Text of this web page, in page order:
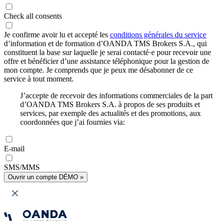
Check all consents
Je confirme avoir lu et accepté les conditions générales du service
d’information et de formation d’OANDA TMS Brokers S.A., qui
constituent la base sur laquelle je serai contacté·e pour recevoir une
offre et bénéficier d’une assistance téléphonique pour la gestion de
mon compte. Je comprends que je peux me désabonner de ce
service à tout moment.
J’accepte de recevoir des informations commerciales de la part
d’OANDA TMS Brokers S.A. à propos de ses produits et
services, par exemple des actualités et des promotions, aux
coordonnées que j’ai fournies via:
E-mail
SMS/MMS
Ouvrir un compte DÉMO »